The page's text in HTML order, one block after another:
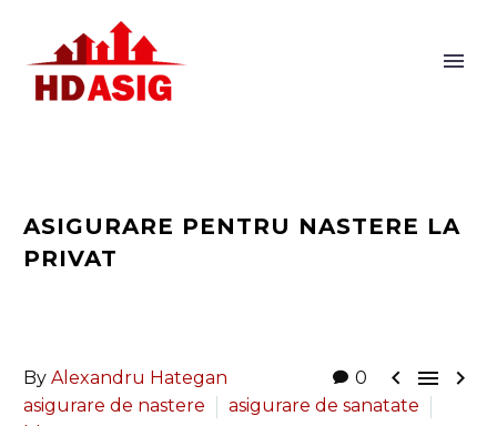
ASIGURARE PENTRU NASTERE LA
PRIVAT
0   
By Alexandru Hategan
asigurare de nastere
asigurare de sanatate